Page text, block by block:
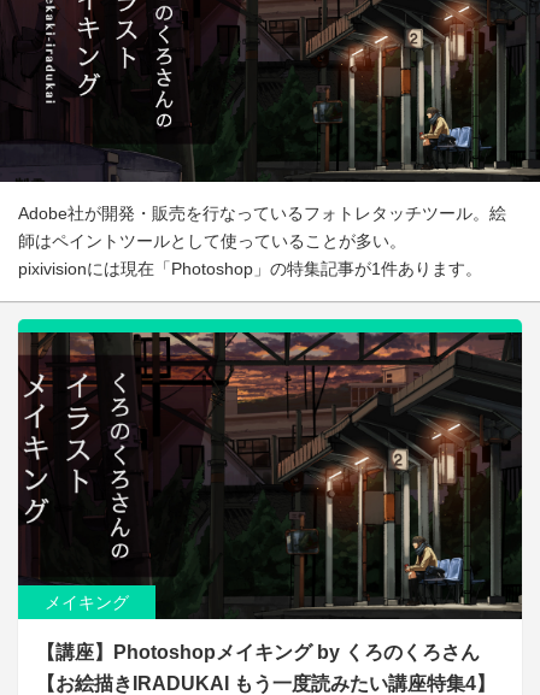
Adobe社が開発・販売を行なっているフォトレタッチツール。絵
師はペイントツールとして使っていることが多い。
pixivisionには現在「Photoshop」の特集記事が1件あります。
メイキング
【講座】Photoshopメイキング by くろのくろさん
【お絵描きIRADUKAI もう一度読みたい講座特集4】